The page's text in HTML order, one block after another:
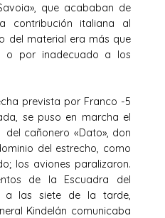
que acababan de
contribución italiana al
del material era más que
o por inadecuado a los
prevista por Franco -5
se puso en marcha el
cañonero «Dato», don
del estrecho, como
los aviones paralizaron.
de la Escuadra del
a las siete de la tarde,
Kindelán comunicaba